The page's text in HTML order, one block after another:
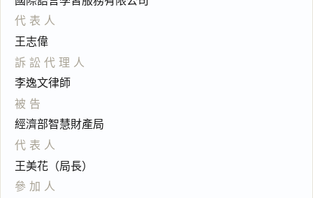
代表人
王志偉
訴訟代理人
李逸文律師
被告
經濟部智慧財產局
代表人
王美花（局長）
參加人